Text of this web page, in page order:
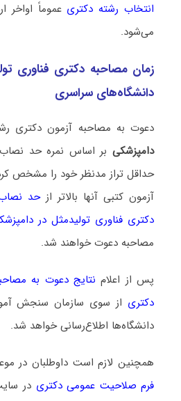
انتخاب رشته دکتری عموماً اواخر
می‌شود.
زمان مصاحبه دکتری فناوری
دانشگاه‌های سراسری
دعوت به مصاحبه آزمون دکتری
دامپزشکی بر اساس نمره حد
حداقل تراز مدنظر خود را مشخص
آزمون کتبی آنها بالاتر ازحد
دکتری فناوری تولیدمثل در
مصاحبه دعوت خواهند شد.
پس از اعلام نتایج دعوت به
دکتری از سوی سازمان سنجش
دانشگاه‌ها اطلاع‌رسانی خواهد شد.
همچنین لازم است داوطلبان در
فرم صلاحیت عمومی دکتری در